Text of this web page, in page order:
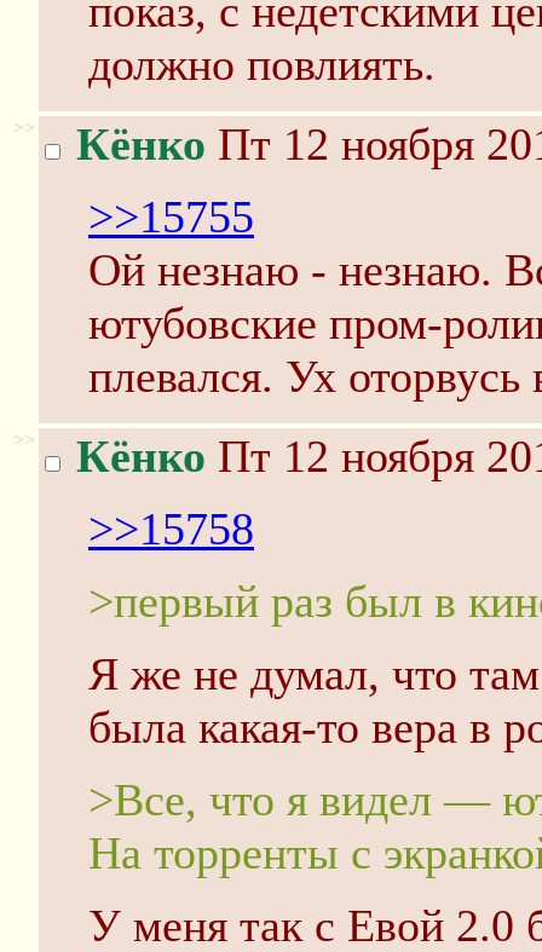
показ, с недетскими
должно повлиять.
>> Кёнко Пт 12 ноября
>>15755
Ой незнаю - незнаю.
ютубовские пром-
плевался. Ух оторвусь
>> Кёнко Пт 12 ноября
>>15758
>первый раз был в
Я же не думал, что
была какая-то вера в
>Все, что я видел —
На торренты с
У меня так с Евой 2.0